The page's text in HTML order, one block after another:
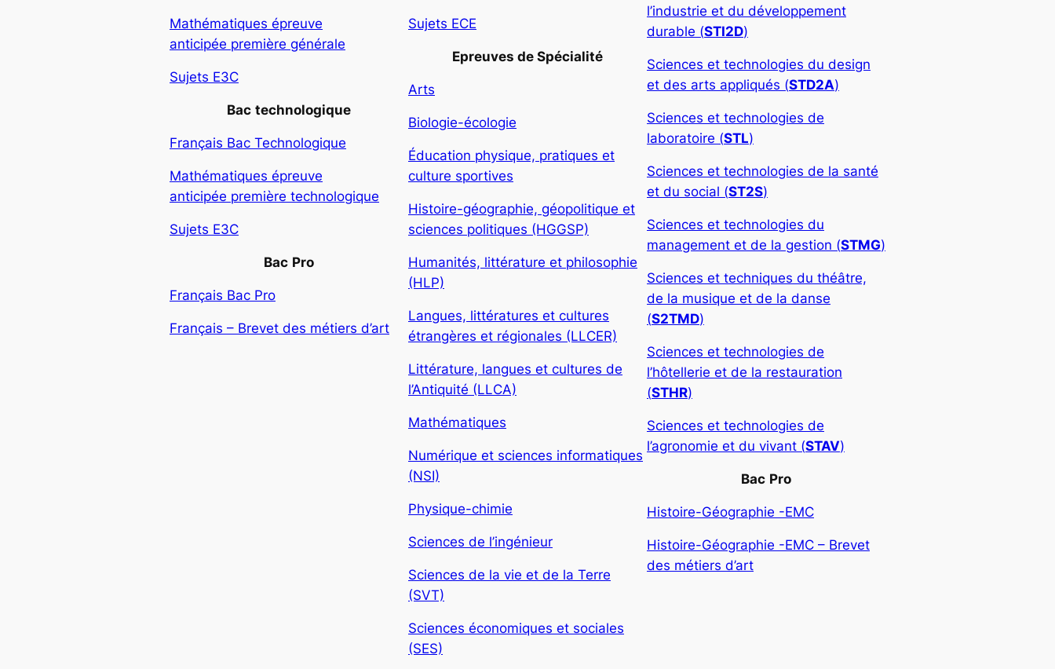
Mathématiques épreuve
anticipée première générale
Sujets E3C
Bac technologique
Français Bac Technologique
Mathématiques épreuve
anticipée première technologique
Sujets E3C
Bac Pro
Français Bac Pro
Français – Brevet des métiers d’art
Sujets ECE
Epreuves de Spécialité
Arts
Biologie-écologie
Éducation physique, pratiques et
culture sportives
Histoire-géographie, géopolitique et
sciences politiques (HGGSP)
Humanités, littérature et philosophie
(HLP)
Langues, littératures et cultures
étrangères et régionales (LLCER)
Littérature, langues et cultures de
l’Antiquité (LLCA)
Mathématiques
Numérique et sciences informatiques
(NSI)
Physique-chimie
Sciences de l’ingénieur
Sciences de la vie et de la Terre
(SVT)
Sciences économiques et sociales
(SES)
l’industrie et du développement
durable (STI2D)
Sciences et technologies du design
et des arts appliqués (STD2A)
Sciences et technologies de
laboratoire (STL)
Sciences et technologies de la santé
et du social (ST2S)
Sciences et technologies du
management et de la gestion (STMG)
Sciences et techniques du théâtre,
de la musique et de la danse
(S2TMD)
Sciences et technologies de
l’hôtellerie et de la restauration
(STHR)
Sciences et technologies de
l’agronomie et du vivant (STAV)
Bac Pro
Histoire-Géographie -EMC
Histoire-Géographie -EMC – Brevet
des métiers d’art